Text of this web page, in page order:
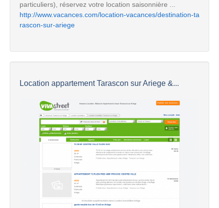
particuliers), réservez votre location saisonnière ...
http://www.vacances.com/location-vacances/destination-ta
rascon-sur-ariege
Location appartement Tarascon sur Ariege &...